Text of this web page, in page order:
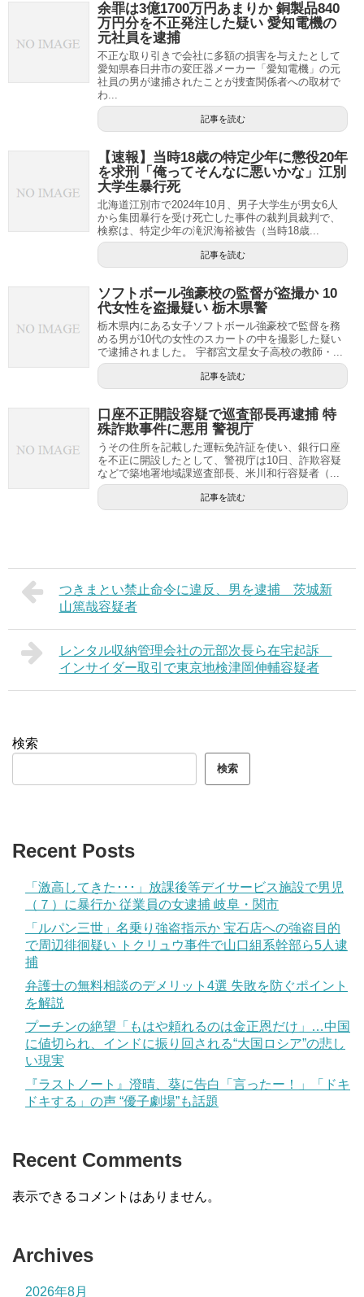
余罪は3億1700万円あまりか 銅製品840
万円分を不正発注した疑い 愛知電機の
元社員を逮捕
不正な取り引きで会社に多額の損害を与えたとして
愛知県春日井市の変圧器メーカー「愛知電機」の元
社員の男が逮捕されたことが捜査関係者への取材で
わ...
記事を読む
【速報】当時18歳の特定少年に懲役20年
を求刑「俺ってそんなに悪いかな」江別
大学生暴行死
北海道江別市で2024年10月、男子大学生が男女6人
から集団暴行を受け死亡した事件の裁判員裁判で、
検察は、特定少年の滝沢海裕被告（当時18歳...
記事を読む
ソフトボール強豪校の監督が盗撮か 10
代女性を盗撮疑い 栃木県警
栃木県内にある女子ソフトボール強豪校で監督を務
める男が10代の女性のスカートの中を撮影した疑い
で逮捕されました。 宇都宮文星女子高校の教師・...
記事を読む
口座不正開設容疑で巡査部長再逮捕 特
殊詐欺事件に悪用 警視庁
うその住所を記載した運転免許証を使い、銀行口座
を不正に開設したとして、警視庁は10日、詐欺容疑
などで築地署地域課巡査部長、米川和行容疑者（...
記事を読む
つきまとい禁止命令に違反、男を逮捕 茨城新
山篤哉容疑者
レンタル収納管理会社の元部次長ら在宅起訴
インサイダー取引で東京地検津岡伸輔容疑者
検索
検索
Recent Posts
「激高してきた･･･」放課後等デイサービス施設で男児
（７）に暴行か 従業員の女逮捕 岐阜・関市
「ルパン三世」名乗り強盗指示か 宝石店への強盗目的
で周辺徘徊疑い トクリュウ事件で山口組系幹部ら5人逮
捕
弁護士の無料相談のデメリット4選 失敗を防ぐポイント
を解説
プーチンの絶望「もはや頼れるのは金正恩だけ」…中国
に値切られ、インドに振り回される“大国ロシア”の悲し
い現実
『ラストノート』澄晴、葵に告白「言ったー！」「ドキ
ドキする」の声 “優子劇場”も話題
Recent Comments
表示できるコメントはありません。
Archives
2026年8月